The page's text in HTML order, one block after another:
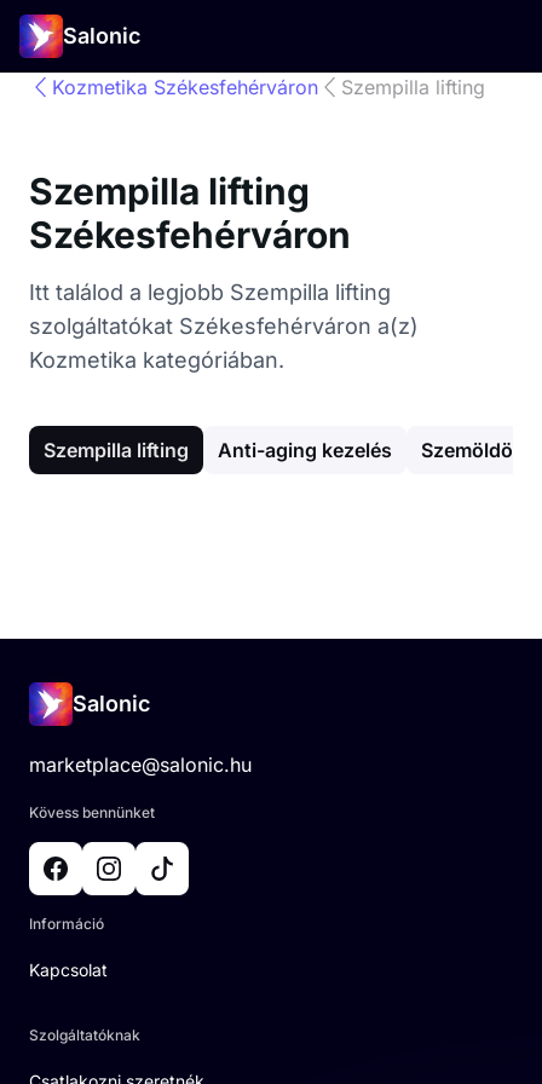
Salonic
Kozmetika Székesfehérváron Szempilla lifting
Szempilla lifting
Székesfehérváron
Itt találod a legjobb Szempilla lifting
szolgáltatókat Székesfehérváron a(z)
Kozmetika kategóriában.
Szempilla lifting Anti-aging kezelés Szemöldök
Salonic
marketplace@salonic.hu
Kövess bennünket
Információ
Kapcsolat
Szolgáltatóknak